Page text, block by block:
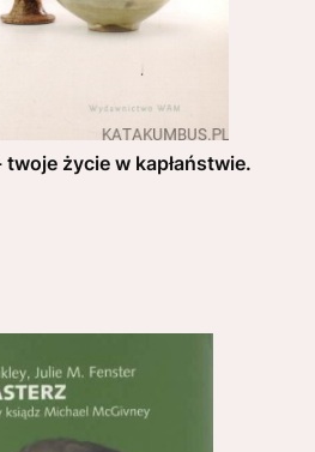
twoje życie w kapłaństwie.